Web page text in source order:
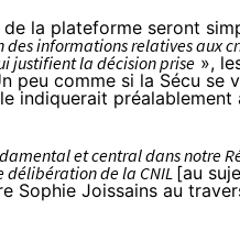
la plateforme seront
informations relatives aux
justifient la décision prise »,
peu comme si la Sécu se
indiquerait
et central dans notre
délibération de la CNIL [au
Sophie Joissains au